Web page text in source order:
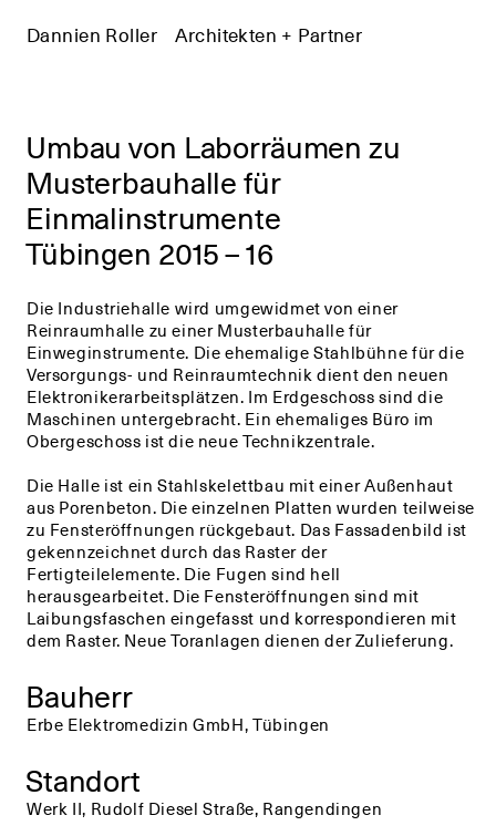
Dannien Roller Architekten + Partner
Umbau von Laborräumen zu
Musterbauhalle für
Einmalinstrumente
Tübingen 2015 – 16
Die Industriehalle wird umgewidmet von einer
Reinraumhalle zu einer Musterbauhalle für
Einweginstrumente. Die ehemalige Stahlbühne für die
Versorgungs- und Reinraumtechnik dient den neuen
Elektronikerarbeitsplätzen. Im Erdgeschoss sind die
Maschinen unter­gebracht. Ein ehemaliges Büro im
Obergeschoss ist die neue Technikzentrale.
Die Halle ist ein Stahlskelettbau mit einer Außenhaut
aus Porenbeton. Die einzelnen Platten wurden teilweise
zu Fensteröffnungen rückgebaut. Das Fassadenbild ist
gekennzeichnet durch das Raster der
Fertigteilelemente. Die Fugen sind hell
herausgearbeitet. Die Fensteröffnungen sind mit
Laibungsfaschen eingefasst und korrespondieren mit
dem Raster. Neue Toranlagen dienen der Zulieferung.
Bauherr
Erbe Elektromedizin GmbH, Tübingen
Standort
Werk II, Rudolf Diesel Straße, Rangendingen
+